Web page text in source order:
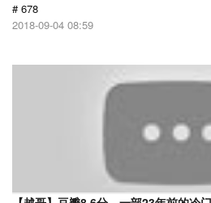
# 678
2018-09-04 08:59